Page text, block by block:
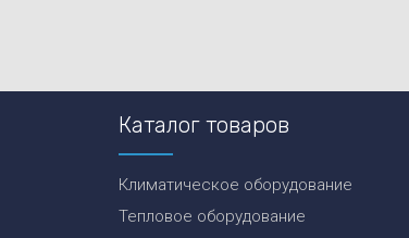
Каталог товаров
Климатическое оборудование
Тепловое оборудование